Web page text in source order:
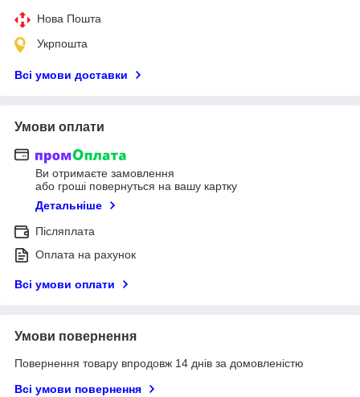
Нова Пошта
Укрпошта
Всі умови доставки
Умови оплати
Ви отримаєте замовлення
або гроші повернуться на вашу картку
Детальніше
Післяплата
Оплата на рахунок
Всі умови оплати
Умови повернення
Повернення товару впродовж 14 днів за домовленістю
Всі умови повернення